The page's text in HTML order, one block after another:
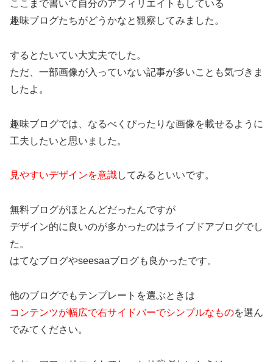
ここまで書いて自分のアフィリエイトもしている
趣味ブログたちがどうかなと観察してみました。
するとたいてい大丈夫でした。
ただ、一部画像が入っていない記事が多いことも気づきま
したよ。
趣味ブログでは、なるべくぴったりな画像を載せるように
工夫したいと思いました。
見やすいデザインを意識してみるといいです。
無料ブログがほとんどだったんですが
デザイン的に良いのが多かったのはライブドアブログでし
た。
はてなブログやseesaaブログも良かったです。
他のブログでもテンプレートを選ぶときは
コンテンツが幅広で右サイドバーでシンプルなものを選ん
でみてください。